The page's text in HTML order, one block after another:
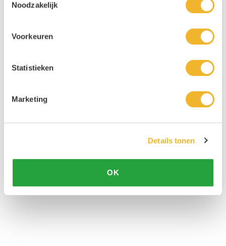
Noodzakelijk
Voorkeuren
Statistieken
Marketing
Details tonen
OK